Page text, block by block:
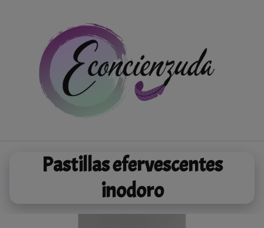
Pastillas efervescentes
inodoro